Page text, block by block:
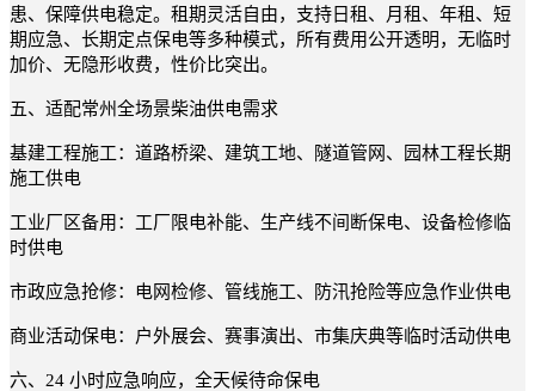
患、保障供电稳定。租期灵活自由，支持日租、月租、年租、短
期应急、长期定点保电等多种模式，所有费用公开透明，无临时
加价、无隐形收费，性价比突出。
五、适配常州全场景柴油供电需求
基建工程施工：道路桥梁、建筑工地、隧道管网、园林工程长期
施工供电
工业厂区备用：工厂限电补能、生产线不间断保电、设备检修临
时供电
市政应急抢修：电网检修、管线施工、防汛抢险等应急作业供电
商业活动保电：户外展会、赛事演出、市集庆典等临时活动供电
六、24 小时应急响应，全天候待命保电